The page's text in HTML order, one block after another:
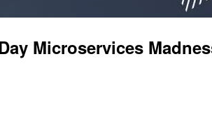
Microservices